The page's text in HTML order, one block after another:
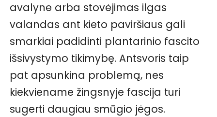
avalyne arba stovėjimas ilgas
valandas ant kieto paviršiaus gali
smarkiai padidinti plantarinio fascito
išsivystymo tikimybę. Antsvoris taip
pat apsunkina problemą, nes
kiekviename žingsnyje fascija turi
sugerti daugiau smūgio jėgos.